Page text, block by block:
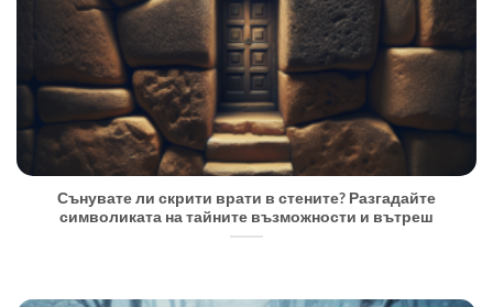
Сънувате ли скрити врати в стените? Разгадайте
символиката на тайните възможности и вътреш